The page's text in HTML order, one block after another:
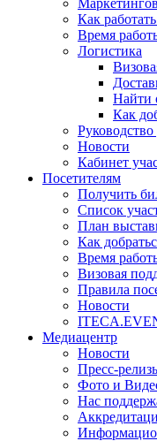
Как
Время
Логистика
Найти
Как
Руководство
Новости
Кабинет
Посетителям
Получить
Список
План
Как
Время
Визовая
Правила
Новости
Медиацентр
Новости
Пресс-
Фото и
Нас